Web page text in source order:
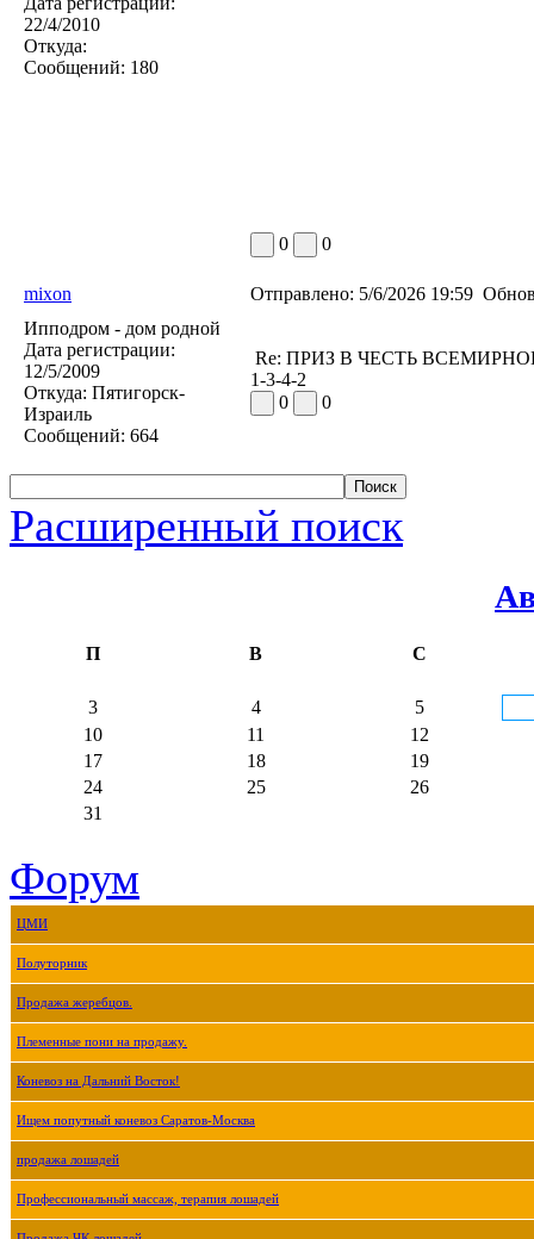
22/4/2010
Откуда:
Сообщений: 180
0 0
mixon Отправлено: 5/6/2026 19:59
Ипподром - дом родной
Дата регистрации:
12/5/2009
Откуда: Пятигорск-
Израиль
Сообщений: 664
Re: ПРИЗ В ЧЕСТЬ
1-3-4-2
0
0
Расширенный поиск
П В С
3 4
5
10
11
12
17
18
19
24
25
26
31
Форум
ЦМИ
Полуторник
Продажа жеребцов.
Племенные пони на продажу.
Коневоз на Дальний Восток!
Ищем попутный коневоз Саратов-Москва
продажа лошадей
Профессиональный массаж, терапия лошадей